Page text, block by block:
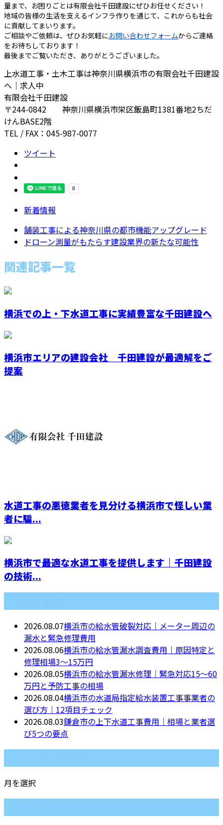
量まで、お困りごとは有限会社千田建設にぜひお任せください！
地域の皆様の生活を支えるインフラ作りを通じて、これからも社会
に貢献してまいります。
ご相談やご依頼は、ぜひお気軽にお問い合わせフォームからご連絡
をお待ちしております！
最後までご覧いただき、ありがとうございました。
上水道工事・土木工事は神奈川県横浜市の有限会社千田建設
へ｜求人中
有限会社千田建設
〒244-0842 神奈川県横浜市栄区飯島町1381番地2ちだ
けんBASE2階
TEL / FAX：045-987-0077
ツイート
新着情報
舗装工事による神奈川県の都市機能アップグレード
ドローン測量がもたらす建設業界の新たな可能性
関連記事一覧
横浜での上・下水道工事に実績豊富な千田建設へ
横浜市エリアの建設会社 千田建設が最適解をご
提案
水道工事の悪徳業者を見分ける横浜市で怪しい業
者に騙...
横浜市で最適な水道工事を提供します｜千田建設
の技術...
2026.08.07横浜市の給水管破裂対応｜メーター周辺の
漏水と緊急修理費用
2026.08.06横浜市の給水管漏水調査費用｜原因特定と
修理相場3〜15万円
2026.08.05横浜市の給水管漏水修理｜緊急対応15〜60
万円と予防工事の相場
2026.08.04横浜市の水道局指定給水装置工事事業者の
選び方｜12項目チェック
2026.08.03鎌倉市の上下水道工事費用｜相場と業者選
び5つの要点
月を選択